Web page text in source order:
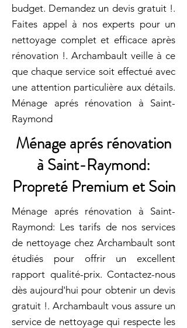
budget. Demandez un devis gratuit !.
Faites appel à nos experts pour un
nettoyage complet et efficace après
rénovation !. Archambault veille à ce
que chaque service soit effectué avec
une attention particulière aux détails.
Ménage aprés rénovation à Saint-
Raymond
Ménage aprés rénovation
à Saint-Raymond:
Propreté Premium et Soin
Ménage aprés rénovation à Saint-
Raymond: Les tarifs de nos services
de nettoyage chez Archambault sont
étudiés pour offrir un excellent
rapport qualité-prix. Contactez-nous
dès aujourd'hui pour obtenir un devis
gratuit !. Archambault vous assure un
service de nettoyage qui respecte les